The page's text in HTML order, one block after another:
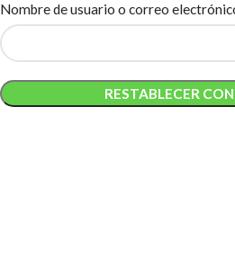
Nombre de usuario o correo
RESTABLECER